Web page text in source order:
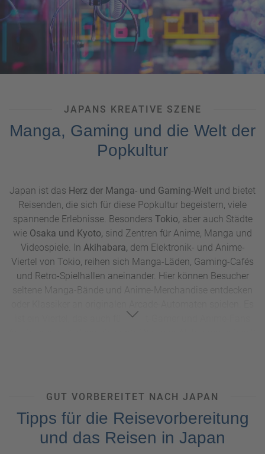
bekanntenCapsule Hotelsbietet jedes Bett eine eigene
Kapsel mit modernster Ausstattung – ein futuristischer
Rückzugsort inmitten des Stadtlebens. Wer eine ruhigere
Seite Tokios erleben möchte, findet in den Parks wie dem
Shinjuku Gyoenoder dem Hamarikyu-Garten
grüne
Erholungsorte, die zu einer Tasse Tee und Entspannung
JAPANS KREATIVE SZENE
Manga, Gaming und die Welt der
Popkultur
Japan ist das Herz der Manga- und Gaming-Welt und bietet
Reisenden, die sich für diese Popkultur begeistern, viele
spannende Erlebnisse. Besonders Tokio, aber auch Städte
wie Osaka und Kyoto, sind Zentren für Anime, Manga und
Videospiele. In Akihabara, dem Elektronik- und Anime-
Viertel von Tokio, reihen sich Manga-Läden, Gaming-Cafés
und Retro-Spielhallen aneinander. Hier können Besucher
seltene Manga-Bände und Anime-Merchandise entdecken
ist ein Viertel, das auch für Nicht-Gamer und Anime-Fans
Stadtrand von Tokio, eine besondere Erfahrung. Hier
können Fans die Magie von Filmen wie
Mein Nachbar
TotoroundPrinzessin Mononokehautnah erleben. Das
Museum gibt Einblicke in die kreative Arbeit des bekannten
GUT VORBEREITET NACH JAPAN
Tipps für die Reisevorbereitung
und das Reisen in Japan